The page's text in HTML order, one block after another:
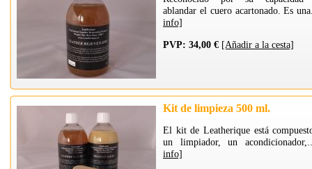
ablandar el cuero acartonado. Es
info]
PVP: 34,00 € [Añadir a la cesta]
Kit de limpieza 500 ml.
El kit de Leatherique está
un limpiador, un
info]